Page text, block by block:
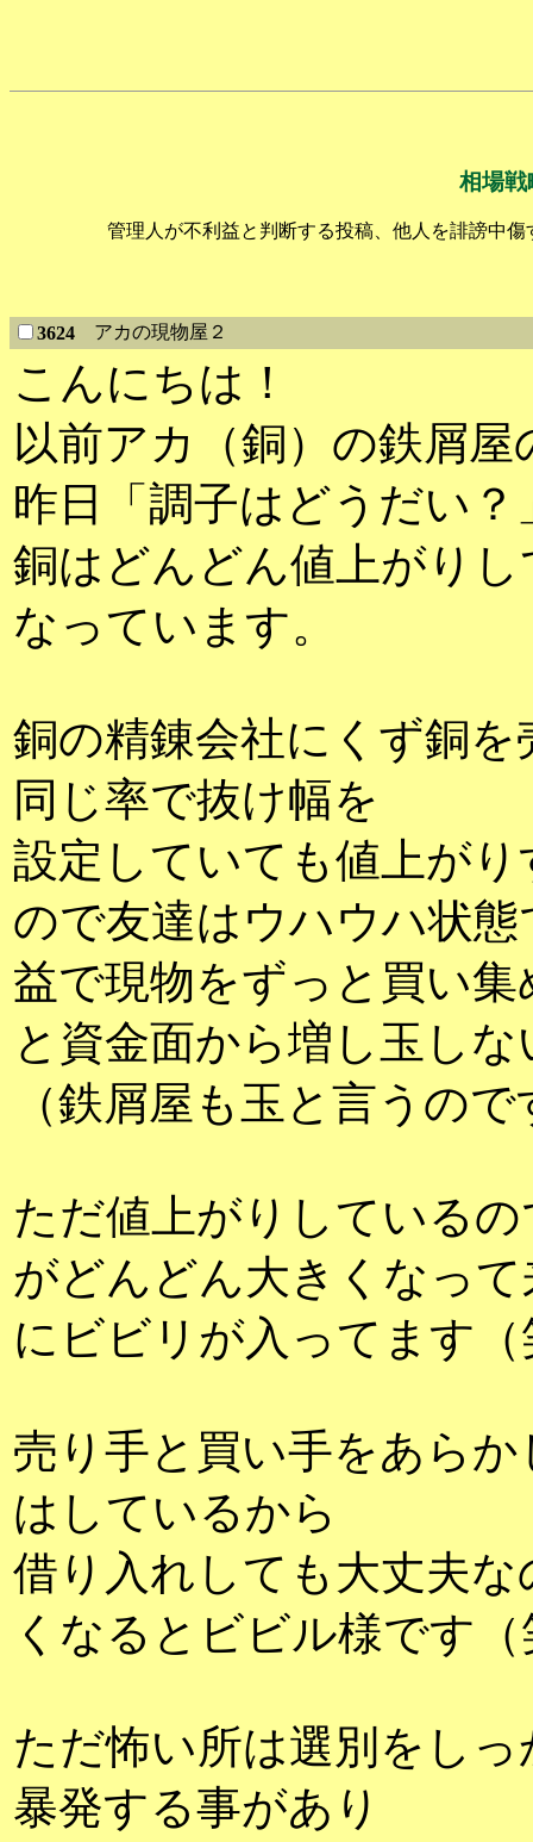
相場
管理人が不利益と判断する投稿、他人を誹謗中
3624 アカの現物屋２
こんにちは！
以前アカ（銅）の鉄屑
昨日「調子はどうだい
銅はどんどん値上がり
なっています。
銅の精錬会社にくず銅
同じ率で抜け幅を
設定していても値上が
ので友達はウハウハ状
益で現物をずっと買い
と資金面から増し玉し
（鉄屑屋も玉と言うの
ただ値上がりしている
がどんどん大きくなっ
にビビリが入ってます（
売り手と買い手をあら
はしているから
借り入れしても大丈夫
くなるとビビル様です（
ただ怖い所は選別をし
暴発する事があり